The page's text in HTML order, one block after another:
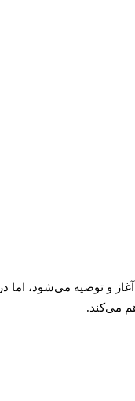
و توصیه می‌شود، اما
می‌کند.